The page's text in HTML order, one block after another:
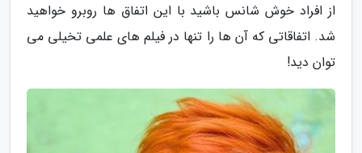
از افراد خوش شانس باشید با این اتفاق ها روبرو خواهید
شد. اتفاقاتی که آن ها را تنها در فیلم های علمی تخیلی می
توان دید!